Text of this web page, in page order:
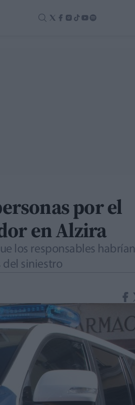
por el
en Alzira
los responsables habrían
del siniestro